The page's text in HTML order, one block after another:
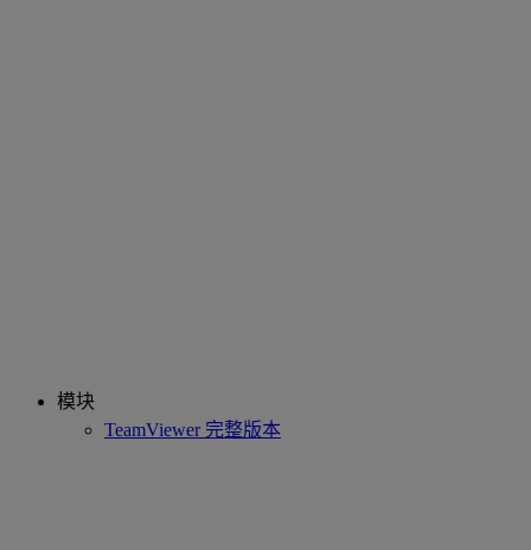
模块
TeamViewer 完整版本